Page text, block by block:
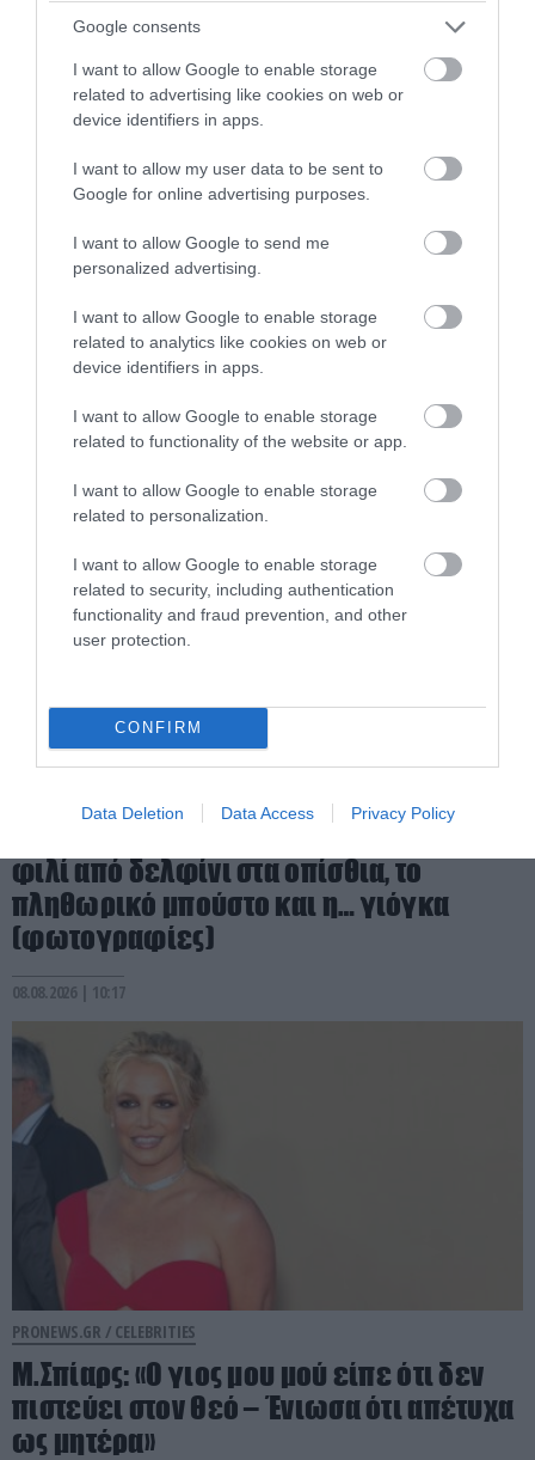
Google consents
I want to allow Google to enable storage
related to advertising like cookies on web or
device identifiers in apps.
I want to allow my user data to be sent to
Google for online advertising purposes.
I want to allow Google to send me
personalized advertising.
I want to allow Google to enable storage
related to analytics like cookies on web or
device identifiers in apps.
I want to allow Google to enable storage
related to functionality of the website or app.
I want to allow Google to enable storage
related to personalization.
I want to allow Google to enable storage
related to security, including authentication
functionality and fraud prevention, and other
user protection.
CONFIRM
Data Deletion Data Access Privacy Policy
Ανδρομάχη για την περιπέτεια με την
υγεία της: «Μην ανησυχείτε, το ’χω» – H
φωτογραφία με ορό
φιλί από δελφίνι στα οπίσθια, το
πληθωρικό μπούστο και η… γιόγκα
(φωτογραφίες)
08.08.2026 | 10:17
PRONEWS.GR / CELEBRITIES
Μ.Σπίαρς: «Ο γιος μου μού είπε ότι δεν
πιστεύει στον Θεό – Ένιωσα ότι απέτυχα
ως μητέρα»